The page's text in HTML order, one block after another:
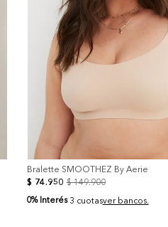
Bralette SMOOTHEZ By Aerie
$ 74.950 $ 149.900
0% Interés 3 cuotasver bancos.